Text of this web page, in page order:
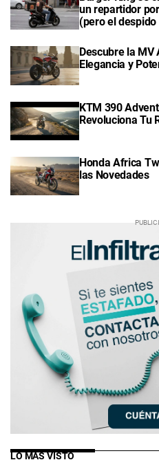
un repartidor
(pero el
Descubre la
Elegancia y
KTM 390
Revoluciona Tu
Honda Africa
las Novedades
LO MÁS VISTO